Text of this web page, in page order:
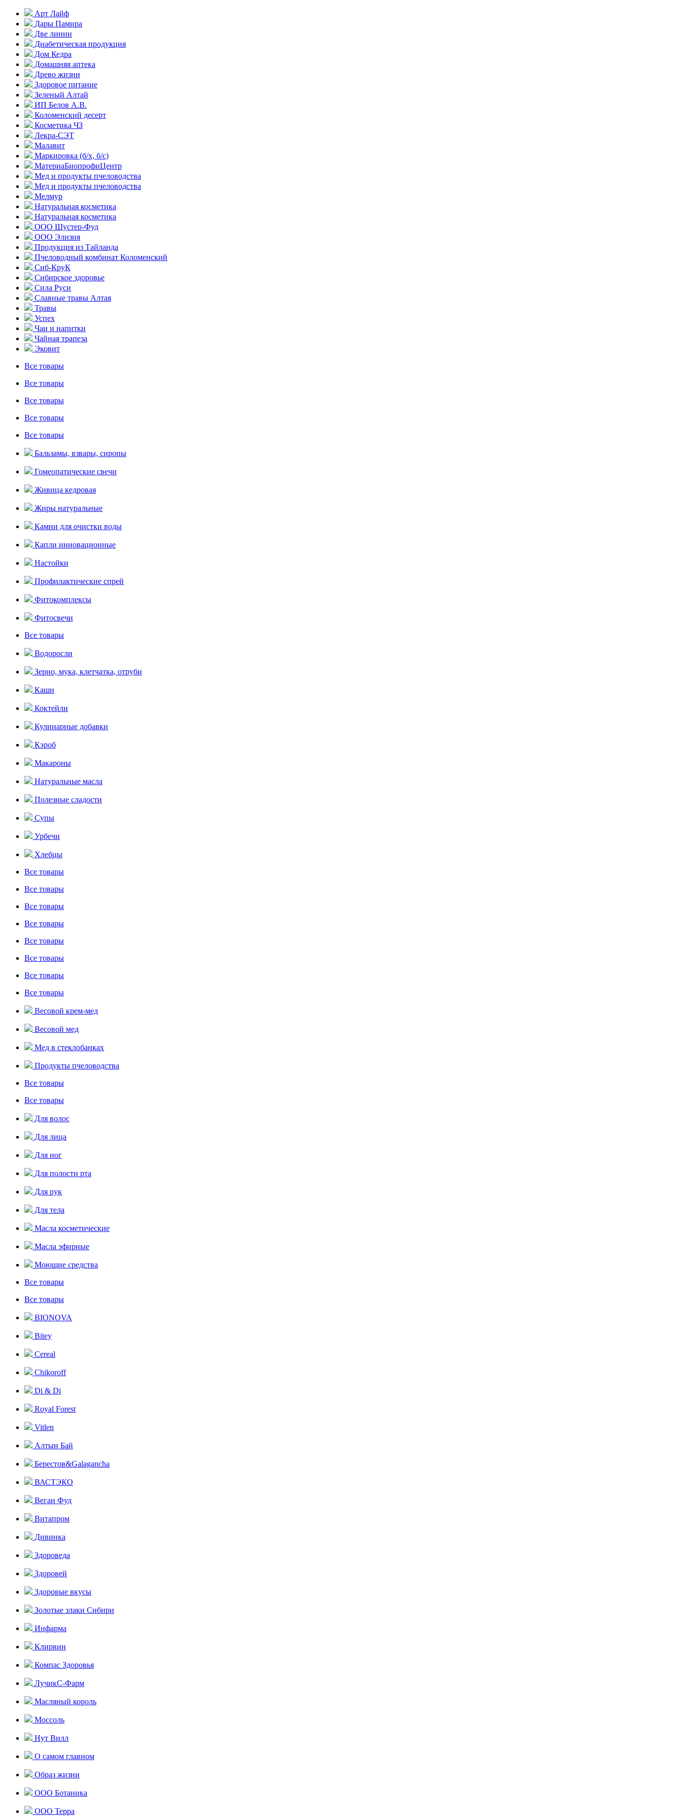
Арт Лайф
Дары Памира
Две линии
Диабетическая продукция
Дом Кедра
Домашняя аптека
Древо жизни
Здоровое питание
Зеленый Алтай
ИП Белов А.В.
Коломенский десерт
Косметика ЧЗ
Лекра-СЭТ
Малавит
Маркировка (б/х, б/с)
МатериаБиопрофиЦентр
Мед и продукты пчеловодства
Мед и продукты пчеловодства
Мелмур
Натуральная косметика
Натуральная косметика
ООО Шустер-Фуд
ООО Элизия
Продукция из Тайланда
Пчеловодный комбинат Коломенский
Сиб-КруК
Сибирское здоровье
Сила Руси
Славные травы Алтая
Травы
Успех
Чаи и напитки
Чайная трапеза
Эковит
Все товары
Все товары
Все товары
Все товары
Все товары
Бальзамы, взвары, сиропы
Гомеопатические свечи
Живица кедровая
Жиры натуральные
Камни для очистки воды
Капли инновационные
Настойки
Профилактические спрей
Фитокомплексы
Фитосвечи
Все товары
Водоросли
Зерно, мука, клетчатка, отруби
Каши
Коктейли
Кулинарные добавки
Кэроб
Макароны
Натуральные масла
Полезные сладости
Супы
Урбечи
Хлебцы
Все товары
Все товары
Все товары
Все товары
Все товары
Все товары
Все товары
Все товары
Весовой крем-мед
Весовой мед
Мед в стеклобанках
Продукты пчеловодства
Все товары
Все товары
Для волос
Для лица
Для ног
Для полости рта
Для рук
Для тела
Масла косметические
Масла эфирные
Моющие средства
Все товары
Все товары
BIONOVA
Bitey
Cereal
Chikoroff
Di & Di
Royal Forest
Vitlen
Алтын Бай
Берестов&Galagancha
ВАСТЭКО
Веган Фуд
Витапром
Дивинка
Здороведа
Здоровей
Здоровые вкусы
Золотые злаки Сибири
Инфарма
Клирвин
Компас Здоровья
ЛучикС-Фарм
Масляный король
Моссоль
Нут Вилл
О самом главном
Образ жизни
ООО Ботаника
ООО Терра